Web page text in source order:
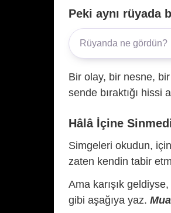
Peki aynı rüyada
Bir olay, bir nesne,
sende bıraktığı hissi
Hâlâ İçine
Simgeleri okudun,
zaten kendin tabir
Ama karışık
gibi aşağıya yaz.